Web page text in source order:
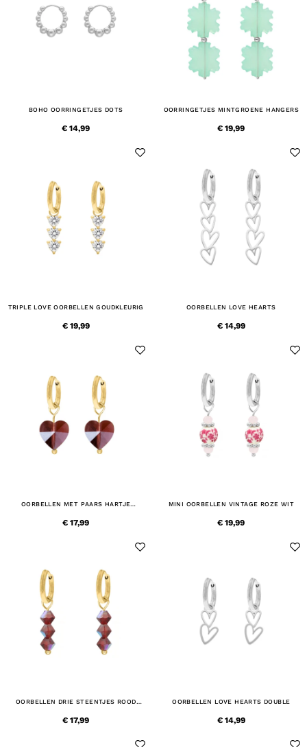
BOHO OORRINGETJES DOTS
€ 14,99
OORRINGETJES MINTGROENE HANGERS
€ 19,99
TRIPLE LOVE OORBELLEN GOUDKLEURIG
€ 19,99
OORBELLEN LOVE HEARTS
€ 14,99
OORBELLEN MET PAARS HARTJE
€ 17,99
MINI OORBELLEN VINTAGE ROZE WIT
€ 19,99
OORBELLEN DRIE STEENTJES ROOD
€ 17,99
OORBELLEN LOVE HEARTS DOUBLE
€ 14,99